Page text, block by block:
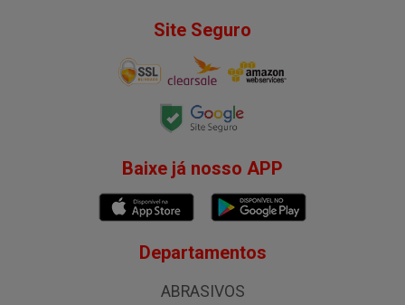
Site Seguro
Baixe já nosso APP
Departamentos
ABRASIVOS